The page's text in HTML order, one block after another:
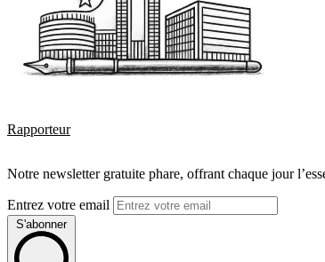
Rapporteur
Notre newsletter gratuite phare, offrant chaque jour
Entrez votre email
S'abonner